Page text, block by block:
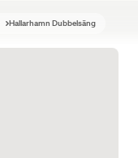
Hallarhamn Dubbelsäng